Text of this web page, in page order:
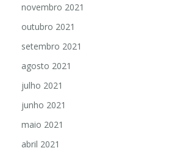
novembro 2021
outubro 2021
setembro 2021
agosto 2021
julho 2021
junho 2021
maio 2021
abril 2021